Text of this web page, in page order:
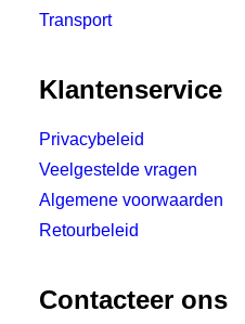
Transport
Klantenservice
Privacybeleid
Veelgestelde vragen
Algemene voorwaarden
Retourbeleid
Contacteer ons